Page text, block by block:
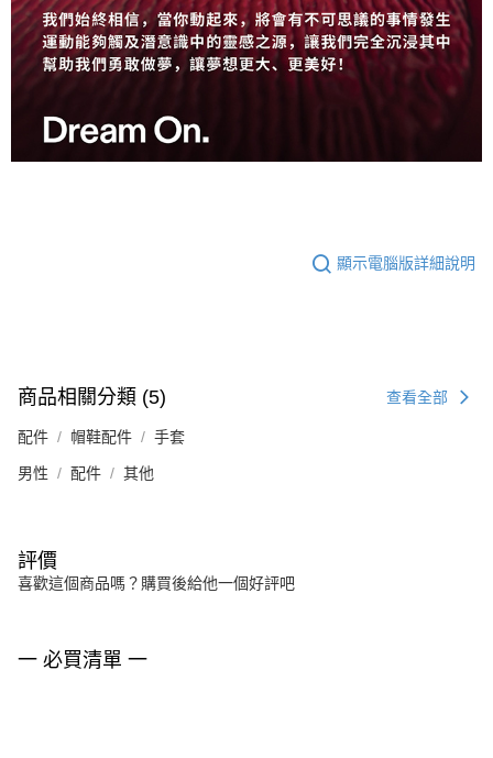
顯示電腦版詳細說明
商品相關分類 (5) 查看全部
配件 帽鞋配件 手套
男性 配件 其他
評價
喜歡這個商品嗎？購買後給他一個好評吧
一 必買清單 一